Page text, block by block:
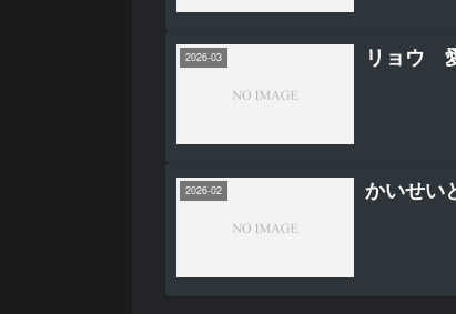
2026-03 リョウ
2026-02 かいせい